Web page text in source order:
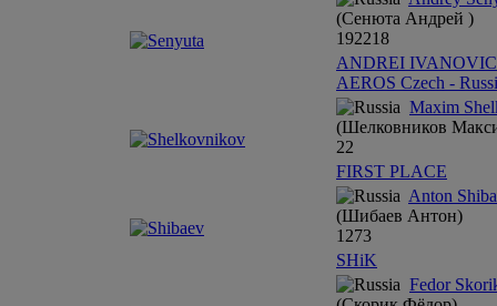
(Сенюта Андрей )
192218
ANDREI
AEROS Czech -
Maxim
(Шелковников
22
FIRST PLACE
Anton
(Шибаев Антон)
1273
SHiK
Fedor